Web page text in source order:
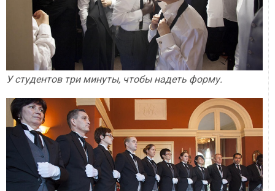
У студентов три минуты, чтобы надеть форму.